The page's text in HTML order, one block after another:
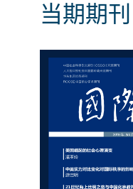
当期期刊